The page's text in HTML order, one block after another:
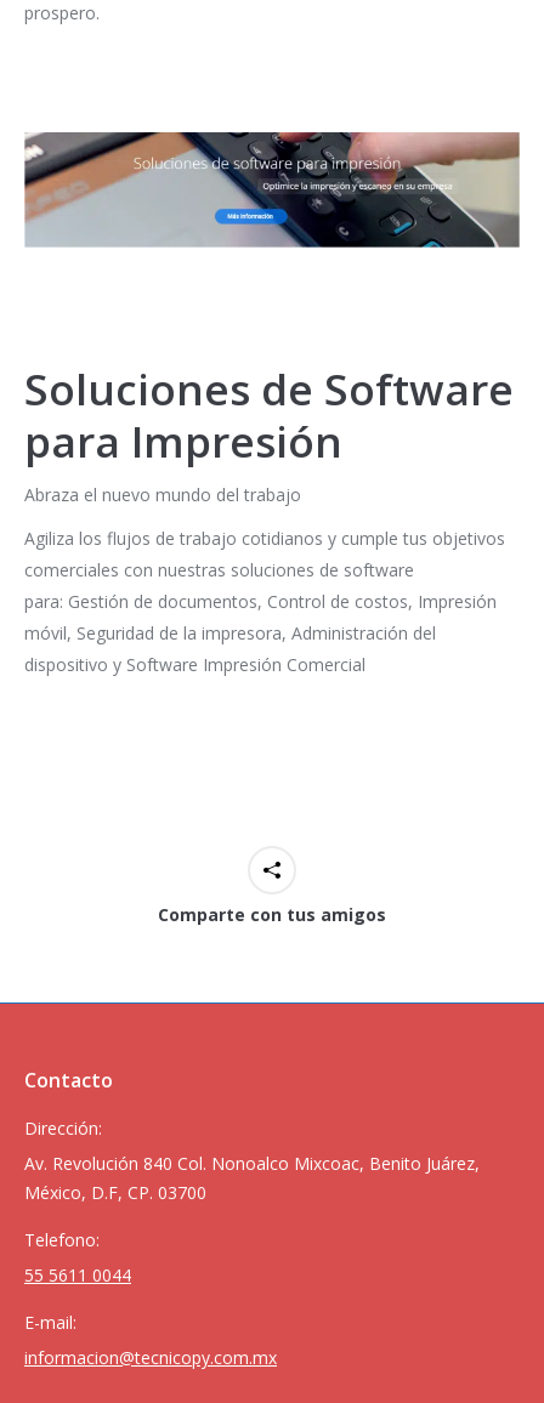
prospero.
Soluciones de Software
para Impresión
Abraza el nuevo mundo del trabajo
Agiliza los flujos de trabajo cotidianos y cumple tus objetivos
comerciales con nuestras soluciones de software
para: Gestión de documentos, Control de costos, Impresión
móvil, Seguridad de la impresora, Administración del
dispositivo y Software Impresión Comercial
Comparte con tus amigos
Contacto
Dirección:
Av. Revolución 840 Col. Nonoalco Mixcoac, Benito Juárez,
México, D.F, CP. 03700
Telefono:
55 5611 0044
E-mail:
informacion@tecnicopy.com.mx